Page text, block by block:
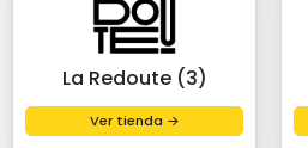
La Redoute (3)
Ver tienda →